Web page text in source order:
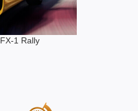
FX-1 Rally